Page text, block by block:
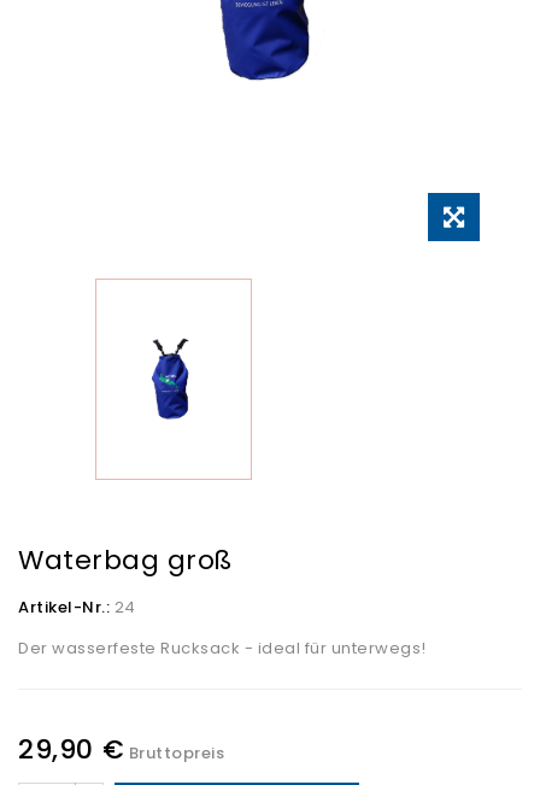
Waterbag groß
Artikel-Nr.: 24
Der wasserfeste Rucksack - ideal für unterwegs!
29,90 € Bruttopreis